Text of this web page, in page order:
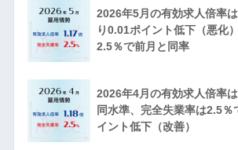
2026年5月の有効求人倍率
り0.01ポイント低下（悪化
2.5％で前月と同率
2026年4月の有効求人倍率
同水準、完全失業率は2.5％
イント低下（改善）